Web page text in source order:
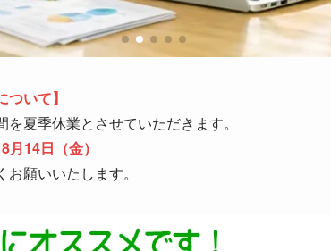
ついて】
夏季休業とさせていただきます。
14日（金）
願いいたします。